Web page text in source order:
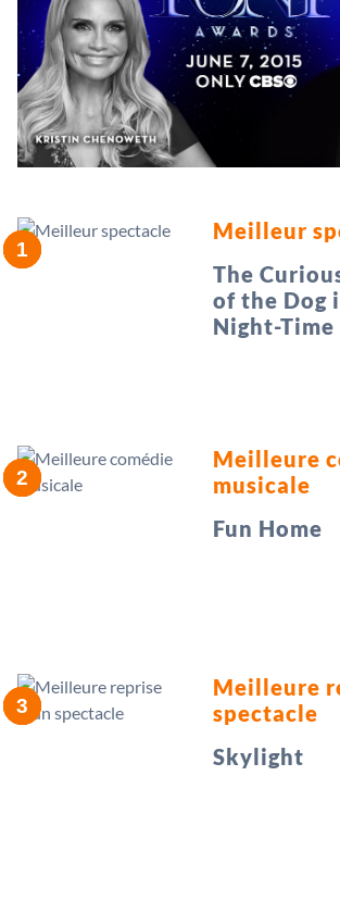
Meilleur
The
of the Dog
Night-Time
Meilleure
musicale
Fun Home
Meilleure
spectacle
Skylight